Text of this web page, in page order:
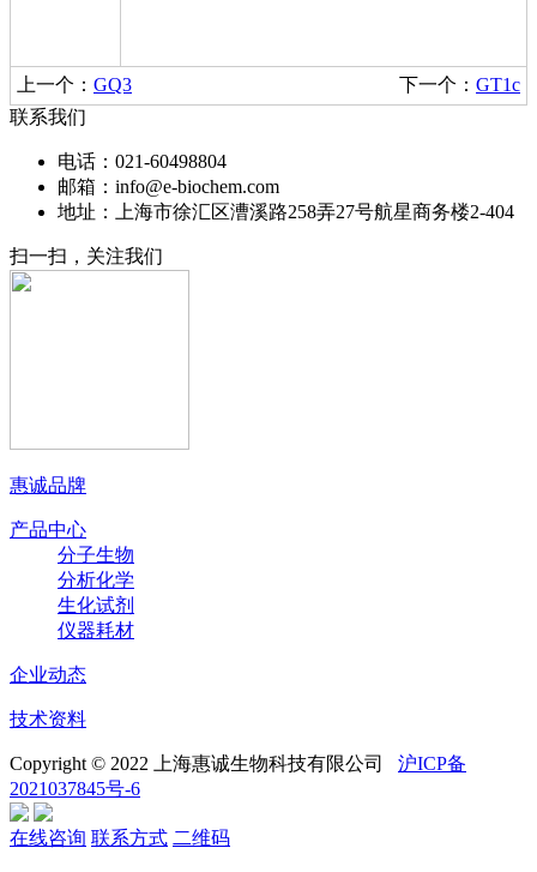
下一个： GT1c
上一个： GQ3
联系我们
电话：021-60498804
邮箱：info@e-biochem.com
地址：上海市徐汇区漕溪路258弄27号航星商务楼2-404
扫一扫，关注我们
惠诚品牌
产品中心
分子生物
分析化学
生化试剂
仪器耗材
企业动态
技术资料
Copyright © 2022 上海惠诚生物科技有限公司 沪ICP备
2021037845号-6
在线咨询 联系方式 二维码